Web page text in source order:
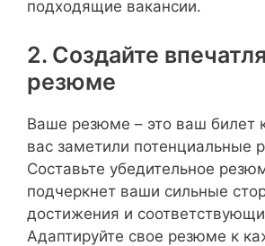
подходящие вакансии.
2. Создайте
резюме
Ваше резюме – это ваш билет
вас заметили потенциальные
Составьте убедительное
подчеркнет ваши сильные
достижения и
Адаптируйте свое резюме к